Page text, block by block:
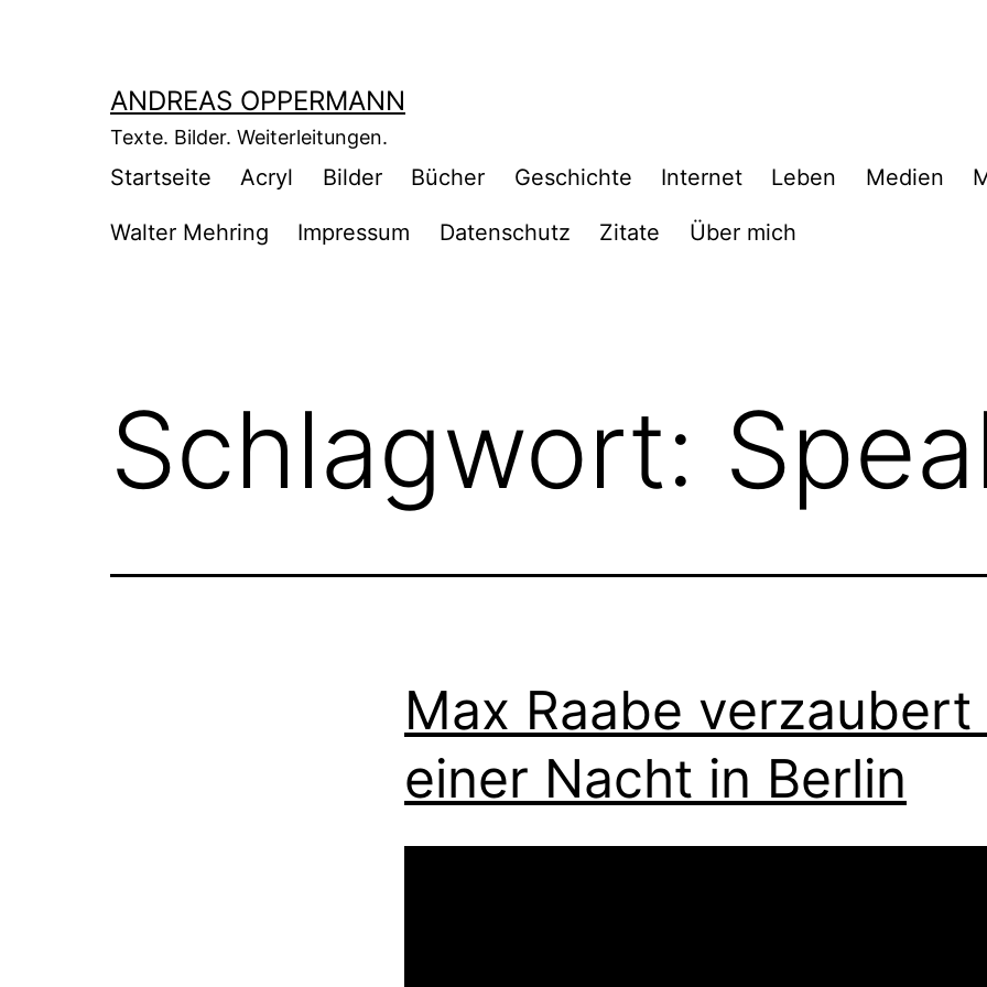
ANDREAS OPPERMANN
Texte. Bilder. Weiterleitungen.
Startseite Acryl Bilder Bücher Geschichte Internet Leben Medien
Walter Mehring Impressum Datenschutz Zitate Über mich
Schlagwort:
Max Raabe
einer Nacht in Berlin